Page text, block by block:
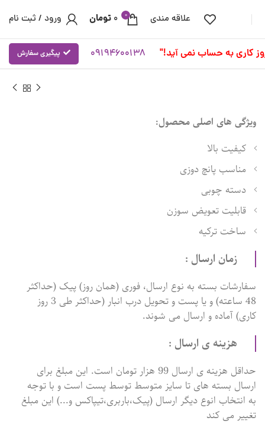
علاقه مندی 0
0 تومان ورود / ثبت نام
09194600138 پیگیری سفارش
ویژگی های اصلی محصول:
کیفیت بالا
مناسب پانچ دوزی
دسته چوبی
قابلیت تعویض سوزن
ساخت ترکیه
زمان ارسال :
سفارشات بسته به نوع ارسال، فوری (همان روز) پیک (حداکثر
48 ساعته) و یا پست و تحویل درب انبار (حداکثر طی 3 روز
کاری) آماده و ارسال می شوند.
هزینه ی ارسال :
حداقل هزینه ی ارسال 99 هزار تومان است. این مبلغ برای
ارسال بسته های تا سایز متوسط توسط پست است و با توجه
به انتخاب انوع دیگر ارسال (پیک،باربری،تیپاکس و...) این مبلغ
تغییر می کند